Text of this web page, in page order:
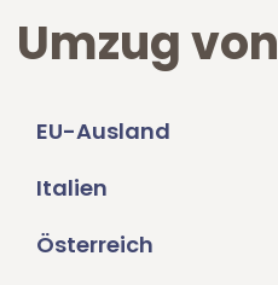
Umzug
EU-Ausland
Italien
Österreich